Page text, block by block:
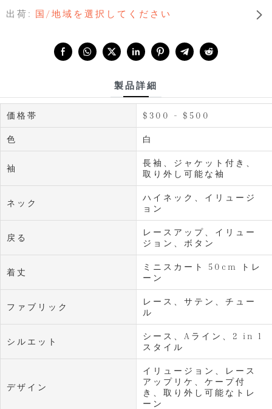
出荷: 国/地域を選択してください
製品詳細
価格帯 $300 - $500
色 白
袖
長袖、ジャケット付き、
取り外し可能な袖
ネック
ハイネック、イリュージ
ョン
戻る
レースアップ、イリュー
ジョン、ボタン
着丈
ミニスカート 50cm トレ
ーン
ファブリック
レース、サテン、チュー
ル
シルエット
シース、Aライン、2 in 1
スタイル
デザイン
イリュージョン、レース
アップリケ、ケープ付
き、取り外し可能なトレ
ーン